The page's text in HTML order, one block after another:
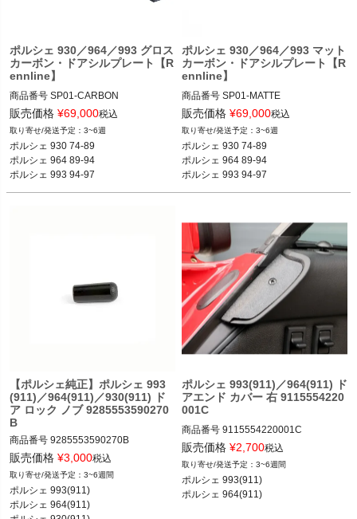
ポルシェ 930／964／993 グロス
カーボン・ドアシルプレート【R
ennline】
商品番号 SP01-CARBON
SP01 CARBON
12REN：SP01
Color & Material: Carbon Gloss
ポルシェ 930 74-89
ポルシェ 964 89-94
販売価格 ¥69,000税込
3~6週
ポルシェ 930 74-89
ポルシェ 964 89-94
ポルシェ 993 94-97
ポルシェ 930／964／993 マット
カーボン・ドアシルプレート【R
ennline】
商品番号 SP01-MATTE
SP01 MATTE
12REN：SP01
Color & Material: Carbon Matte
ポルシェ 930 74-89
ポルシェ 964 89-94
販売価格 ¥69,000税込
3~6週
ポルシェ 930 74-89
ポルシェ 964 89-94
ポルシェ 993 94-97
【ポルシェ純正】ポルシェ 993
(911)／964(911)／930(911) ド
ア ロック ノブ 9285553590270
B
商品番号 9285553590270B
ポルシェ 993(911) カレラ／カレラ4／
ターボ／カレラRS／カレラ4S／ター
ボS／カレラS 93-97
販売価格 ¥3,000税込
3~6週間
ポルシェ 993(911)
ポルシェ 964(911)
ポルシェ 993(911)／964(911) ド
アエンド カバー 右 9115554220
001C
商品番号 9115554220001C
ポルシェ 993(911) カレラ／カレラ4／
ターボ／カレラRS／カレラ4S／ター
ボS／カレラS 93-97
ポルシェ 964(911) カレラ2／カレラ4
販売価格 ¥2,700税込
3~6週間
ポルシェ 993(911)